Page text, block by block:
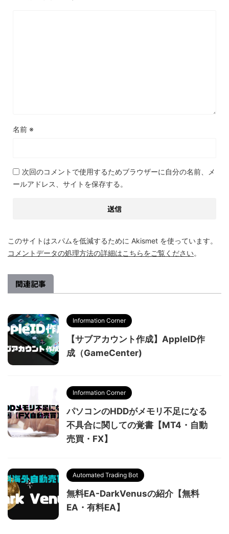
名前 ※
次回のコメントで使用するためブラウザーに自分の名前、メ
ールアドレス、サイトを保存する。
このサイトはスパムを低減するために Akismet を使っています。
コメントデータの処理方法の詳細はこちらをご覧ください。
関連記事
Information Corner
【サブアカウント作成】AppleID作
成（GameCenter)
Information Corner
パソコンのHDDがメモリ不足になる
不具合に関しての覚書【MT4・自動
売買・FX】
Automated Trading Bot
無料EA-DarkVenusの紹介【無料
EA・有料EA】